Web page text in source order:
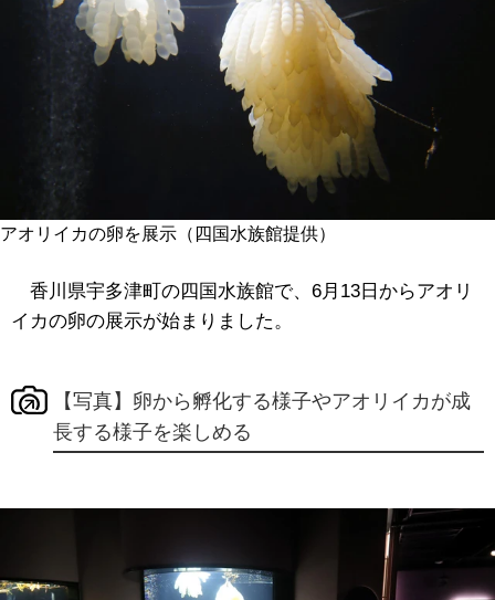
アオリイカの卵を展示（四国水族館提供）
香川県宇多津町の四国水族館で、6月13日からアオリ
イカの卵の展示が始まりました。
【写真】卵から孵化する様子やアオリイカが成
長する様子を楽しめる